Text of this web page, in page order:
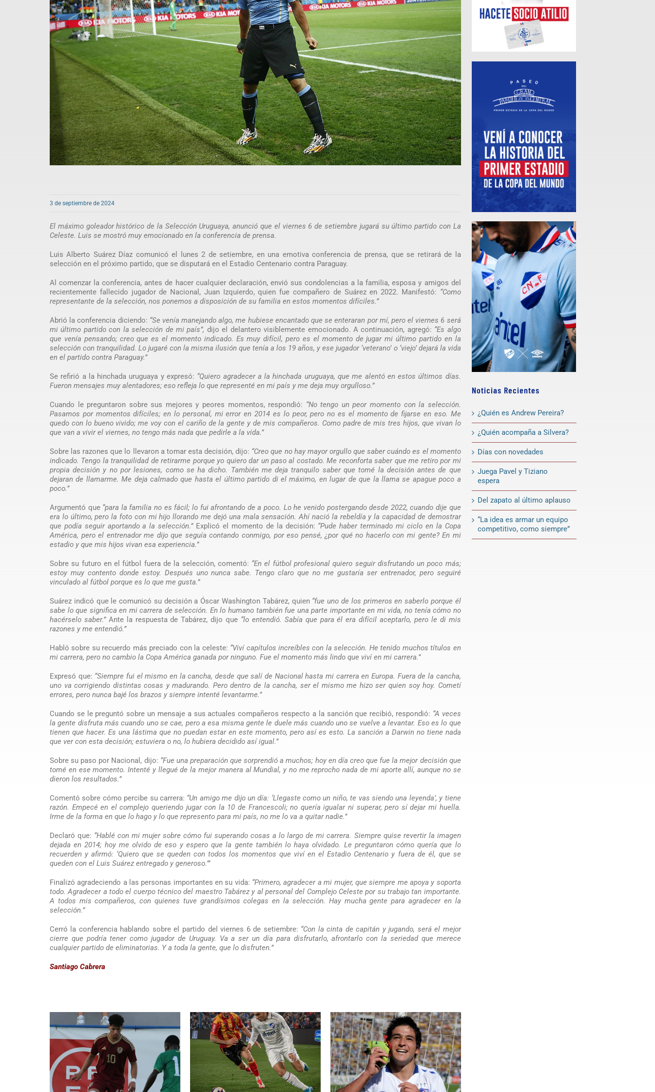
3 de septiembre de 2024
El máximo goleador histórico de la Selección Uruguaya, anunció que el viernes 6 de setiembre jugará su último partido con La
Celeste. Luis se mostró muy emocionado en la conferencia de prensa.
Luis Alberto Suárez Díaz comunicó el lunes 2 de setiembre, en una emotiva conferencia de prensa, que se retirará de la
selección en el próximo partido, que se disputará en el Estadio Centenario contra Paraguay.
Al comenzar la conferencia, antes de hacer cualquier declaración, envió sus condolencias a la familia, esposa y amigos del
recientemente fallecido jugador de Nacional, Juan Izquierdo, quien fue compañero de Suárez en 2022. Manifestó: “Como
representante de la selección, nos ponemos a disposición de su familia en estos momentos difíciles.”
Abrió la conferencia diciendo: “Se venía manejando algo, me hubiese encantado que se enteraran por mí, pero el viernes 6 será
mi último partido con la selección de mi país”, dijo el delantero visiblemente emocionado. A continuación, agregó: “Es algo
que venía pensando; creo que es el momento indicado. Es muy difícil, pero es el momento de jugar mi último partido en la
selección con tranquilidad. Lo jugaré con la misma ilusión que tenía a los 19 años, y ese jugador ‘veterano’ o ‘viejo’ dejará la vida
en el partido contra Paraguay.”
Se refirió a la hinchada uruguaya y expresó: “Quiero agradecer a la hinchada uruguaya, que me alentó en estos últimos días.
Fueron mensajes muy alentadores; eso refleja lo que representé en mi país y me deja muy orgulloso.”
Cuando le preguntaron sobre sus mejores y peores momentos, respondió: “No tengo un peor momento con la selección.
Pasamos por momentos difíciles; en lo personal, mi error en 2014 es lo peor, pero no es el momento de fijarse en eso. Me
quedo con lo bueno vivido; me voy con el cariño de la gente y de mis compañeros. Como padre de mis tres hijos, que vivan lo
que van a vivir el viernes, no tengo más nada que pedirle a la vida.”
Sobre las razones que lo llevaron a tomar esta decisión, dijo: “Creo que no hay mayor orgullo que saber cuándo es el momento
indicado. Tengo la tranquilidad de retirarme porque yo quiero dar un paso al costado. Me reconforta saber que me retiro por mi
propia decisión y no por lesiones, como se ha dicho. También me deja tranquilo saber que tomé la decisión antes de que
dejaran de llamarme. Me deja calmado que hasta el último partido di el máximo, en lugar de que la llama se apague poco a
poco.”
Argumentó que “para la familia no es fácil; lo fui afrontando de a poco. Lo he venido postergando desde 2022, cuando dije que
era lo último, pero la foto con mi hijo llorando me dejó una mala sensación. Ahí nació la rebeldía y la capacidad de demostrar
que podía seguir aportando a la selección.”Explicó el momento de la decisión: “Pude haber terminado mi ciclo en la Copa
América, pero el entrenador me dijo que seguía contando conmigo, por eso pensé, ¿por qué no hacerlo con mi gente? En mi
estadio y que mis hijos vivan esa experiencia.”
Sobre su futuro en el fútbol fuera de la selección, comentó: “En el fútbol profesional quiero seguir disfrutando un poco más;
estoy muy contento donde estoy. Después uno nunca sabe. Tengo claro que no me gustaría ser entrenador, pero seguiré
vinculado al fútbol porque es lo que me gusta.”
Suárez indicó que le comunicó su decisión a Óscar Washington Tabárez, quien “fue uno de los primeros en saberlo porque él
sabe lo que significa en mi carrera de selección. En lo humano también fue una parte importante en mi vida, no tenía cómo no
hacérselo saber.”Ante la respuesta de Tabárez, dijo que “lo entendió. Sabía que para él era difícil aceptarlo, pero le di mis
razones y me entendió.”
Habló sobre su recuerdo más preciado con la celeste: “Viví capítulos increíbles con la selección. He tenido muchos títulos en
mi carrera, pero no cambio la Copa América ganada por ninguno. Fue el momento más lindo que viví en mi carrera.”
Expresó que: “Siempre fui el mismo en la cancha, desde que salí de Nacional hasta mi carrera en Europa. Fuera de la cancha,
uno va corrigiendo distintas cosas y madurando. Pero dentro de la cancha, ser el mismo me hizo ser quien soy hoy. Cometí
errores, pero nunca bajé los brazos y siempre intenté levantarme.”
Cuando se le preguntó sobre un mensaje a sus actuales compañeros respecto a la sanción que recibió, respondió: “A veces
la gente disfruta más cuando uno se cae, pero a esa misma gente le duele más cuando uno se vuelve a levantar. Eso es lo que
tienen que hacer. Es una lástima que no puedan estar en este momento, pero así es esto. La sanción a Darwin no tiene nada
que ver con esta decisión; estuviera o no, lo hubiera decidido así igual.”
Sobre su paso por Nacional, dijo: “Fue una preparación que sorprendió a muchos; hoy en día creo que fue la mejor decisión que
tomé en ese momento. Intenté y llegué de la mejor manera al Mundial, y no me reprocho nada de mi aporte allí, aunque no se
dieron los resultados.”
Comentó sobre cómo percibe su carrera: “Un amigo me dijo un día: ‘Llegaste como un niño, te vas siendo una leyenda’, y tiene
razón. Empecé en el complejo queriendo jugar con la 10 de Francescoli; no quería igualar ni superar, pero sí dejar mi huella.
Irme de la forma en que lo hago y lo que represento para mi país, no me lo va a quitar nadie.”
Declaró que: “Hablé con mi mujer sobre cómo fui superando cosas a lo largo de mi carrera. Siempre quise revertir la imagen
dejada en 2014; hoy me olvido de eso y espero que la gente también lo haya olvidado. Le preguntaron cómo quería que lo
recuerden y afirmó: ‘Quiero que se queden con todos los momentos que viví en el Estadio Centenario y fuera de él, que se
queden con el Luis Suárez entregado y generoso.’”
Finalizó agradeciendo a las personas importantes en su vida: “Primero, agradecer a mi mujer, que siempre me apoya y soporta
todo. Agradecer a todo el cuerpo técnico del maestro Tabárez y al personal del Complejo Celeste por su trabajo tan importante.
A todos mis compañeros, con quienes tuve grandísimos colegas en la selección. Hay mucha gente para agradecer en la
selección.”
Cerró la conferencia hablando sobre el partido del viernes 6 de setiembre: “Con la cinta de capitán y jugando, será el mejor
cierre que podría tener como jugador de Uruguay. Va a ser un día para disfrutarlo, afrontarlo con la seriedad que merece
cualquier partido de eliminatorias. Y a toda la gente, que lo disfruten.”
Santiago Cabrera
Noticias Recientes
¿Quién es Andrew Pereira?
¿Quién acompaña a Silvera?
Días con novedades
Juega Pavel y Tiziano
espera
Del zapato al último aplauso
“La idea es armar un equipo
competitivo, como siempre”